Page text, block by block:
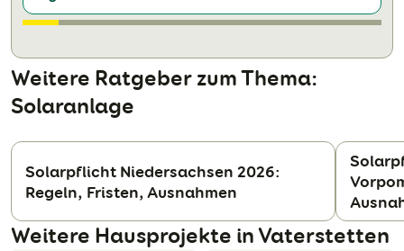
Weitere Ratgeber zum Thema:
Solaranlage
Solarpflicht Niedersachsen 2026:
Regeln, Fristen, Ausnahmen
Weitere Hausprojekte in Vaterstetten